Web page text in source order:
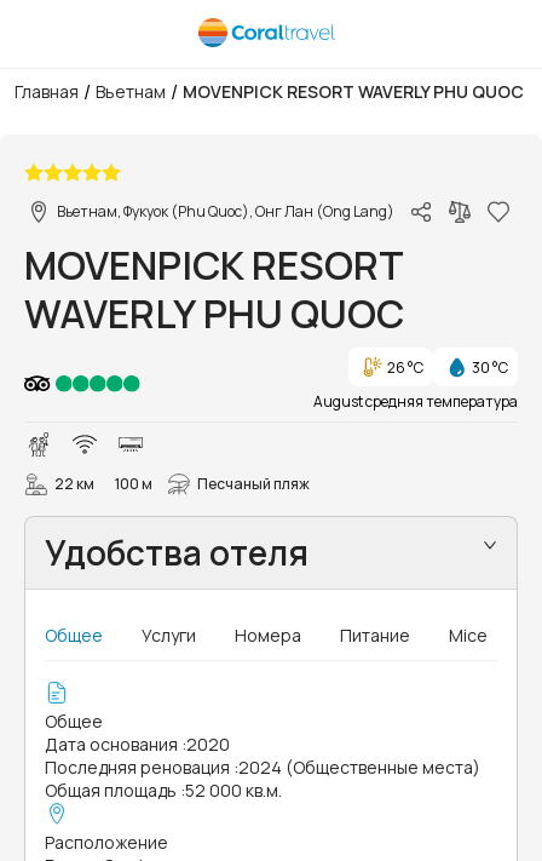
Главная / Вьетнам / MOVENPICK RESORT WAVERLY PHU QUOC
Вьетнам, Фукуок (Phu Quoc), Онг Лан (Ong Lang)
MOVENPICK RESORT
WAVERLY PHU QUOC
26 °C
30 °C
August средняя температура
22 км 100 м Песчаный пляж
Удобства отеля
Общее Услуги Номера Питание Mice
Общее
Дата основания :2020
Последняя реновация :2024 (Общественные места)
Общая площадь :52 000 кв.м.
Расположение